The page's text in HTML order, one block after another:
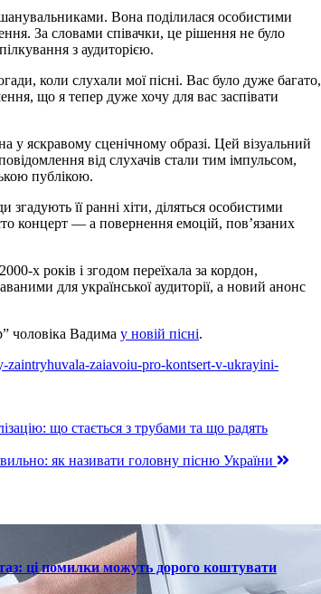
Вона поділилася особистими
За словами співачки, це рішення не було
з аудиторією.
коли слухали мої пісні. Вас було дуже багато,
що я тепер дуже хочу для вас заспівати
у яскравому сценічному образі. Цей візуальний
від слухачів стали тим імпульсом,
публікою.
її ранні хіти, діляться особистими
концерт — а повернення емоцій, пов’язаних
х років і згодом переїхала за кордон,
для української аудиторії, а новий анонс
чоловіка Вадима у новій пісні.
zaintryhuvala-zaiavoiu-pro-kontsert-v-ukrayini-
що стається з трубами та що радять
як називати головну пісню України
ці помилки можуть дорого коштувати